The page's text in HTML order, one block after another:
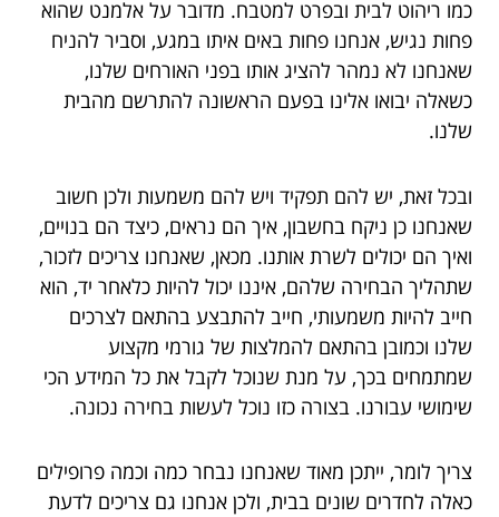
כמו ריהוט לבית ובפרט למטבח. מדובר על אלמנט שהוא
פחות נגיש, אנחנו פחות באים איתו במגע, וסביר להניח
שאנחנו לא נמהר להציג אותו בפני האורחים שלנו,
כשאלה יבואו אלינו בפעם הראשונה להתרשם מהבית
שלנו.
ובכל זאת, יש להם תפקיד ויש להם משמעות ולכן חשוב
שאנחנו כן ניקח בחשבון, איך הם נראים, כיצד הם בנויים,
ואיך הם יכולים לשרת אותנו. מכאן, שאנחנו צריכים לזכור,
שתהליך הבחירה שלהם, איננו יכול להיות כלאחר יד, הוא
חייב להיות משמעותי, חייב להתבצע בהתאם לצרכים
שלנו וכמובן בהתאם להמלצות של גורמי מקצוע
שמתמחים בכך, על מנת שנוכל לקבל את כל המידע הכי
שימושי עבורנו. בצורה כזו נוכל לעשות בחירה נכונה.
צריך לומר, ייתכן מאוד שאנחנו נבחר כמה וכמה פרופילים
כאלה לחדרים שונים בבית, ולכן אנחנו גם צריכים לדעת